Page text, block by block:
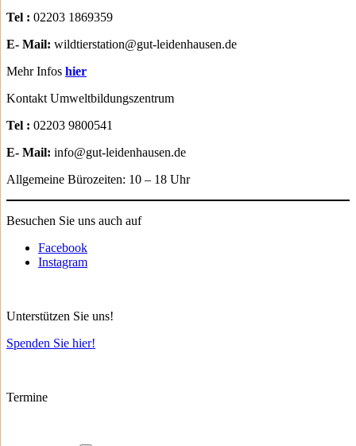
Tel : 02203 1869359
E- Mail: wildtierstation@gut-leidenhausen.de
Mehr Infos hier
Kontakt Umweltbildungszentrum
Tel : 02203 9800541
E- Mail: info@gut-leidenhausen.de
Allgemeine Bürozeiten: 10 – 18 Uhr
Besuchen Sie uns auch auf
Facebook
Instagram
Unterstützen Sie uns!
Spenden Sie hier!
Termine